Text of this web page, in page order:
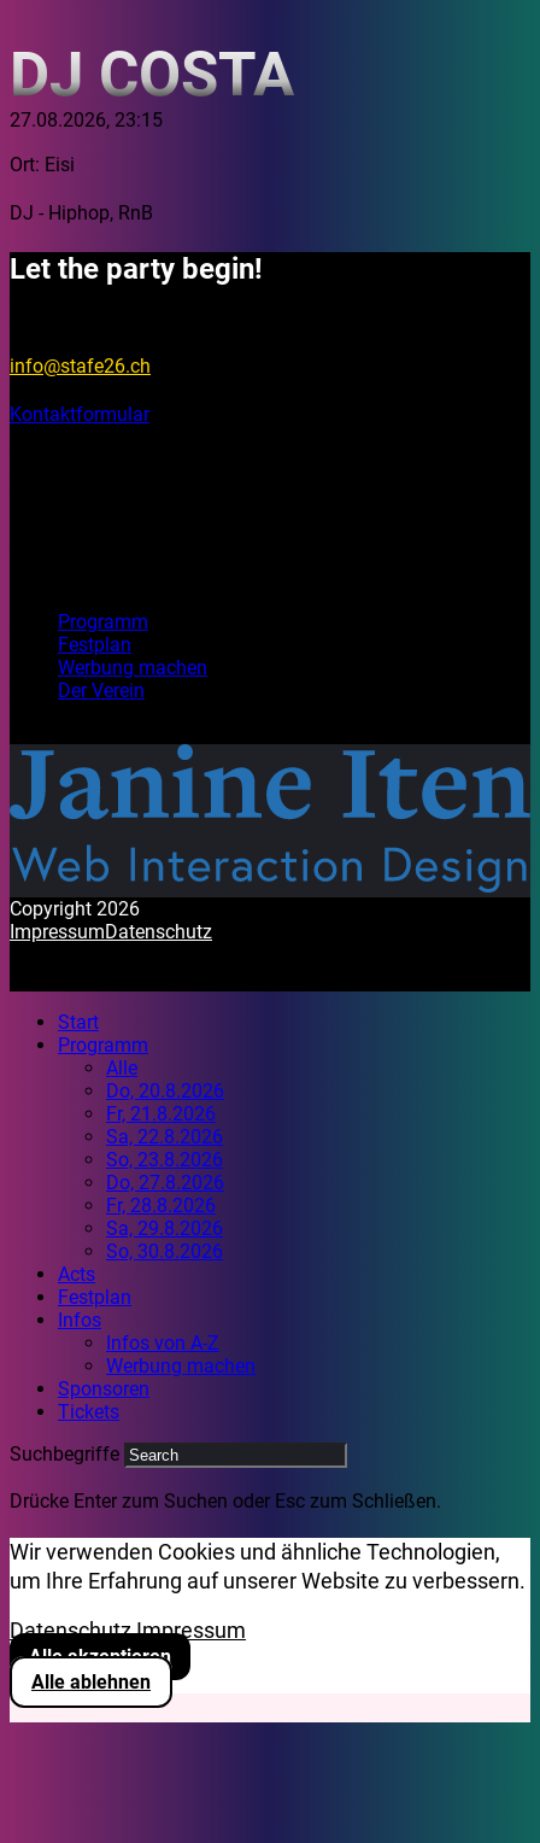
DJ COSTA
27.08.2026, 23:15
Ort: Eisi
DJ - Hiphop, RnB
Let the party begin!
info@stafe26.ch
Kontaktformular
Programm
Festplan
Werbung machen
Der Verein
Copyright 2026
ImpressumDatenschutz
Start
Programm
Alle
Do, 20.8.2026
Fr, 21.8.2026
Sa, 22.8.2026
So, 23.8.2026
Do, 27.8.2026
Fr, 28.8.2026
Sa, 29.8.2026
So, 30.8.2026
Acts
Festplan
Infos
Infos von A-Z
Werbung machen
Sponsoren
Tickets
Suchbegriffe
Drücke Enter zum Suchen oder Esc zum Schließen.
Wir verwenden Cookies und ähnliche Technologien,
um Ihre Erfahrung auf unserer Website zu verbessern.
DatenschutzImpressum
Alle akzeptieren
Alle ablehnen